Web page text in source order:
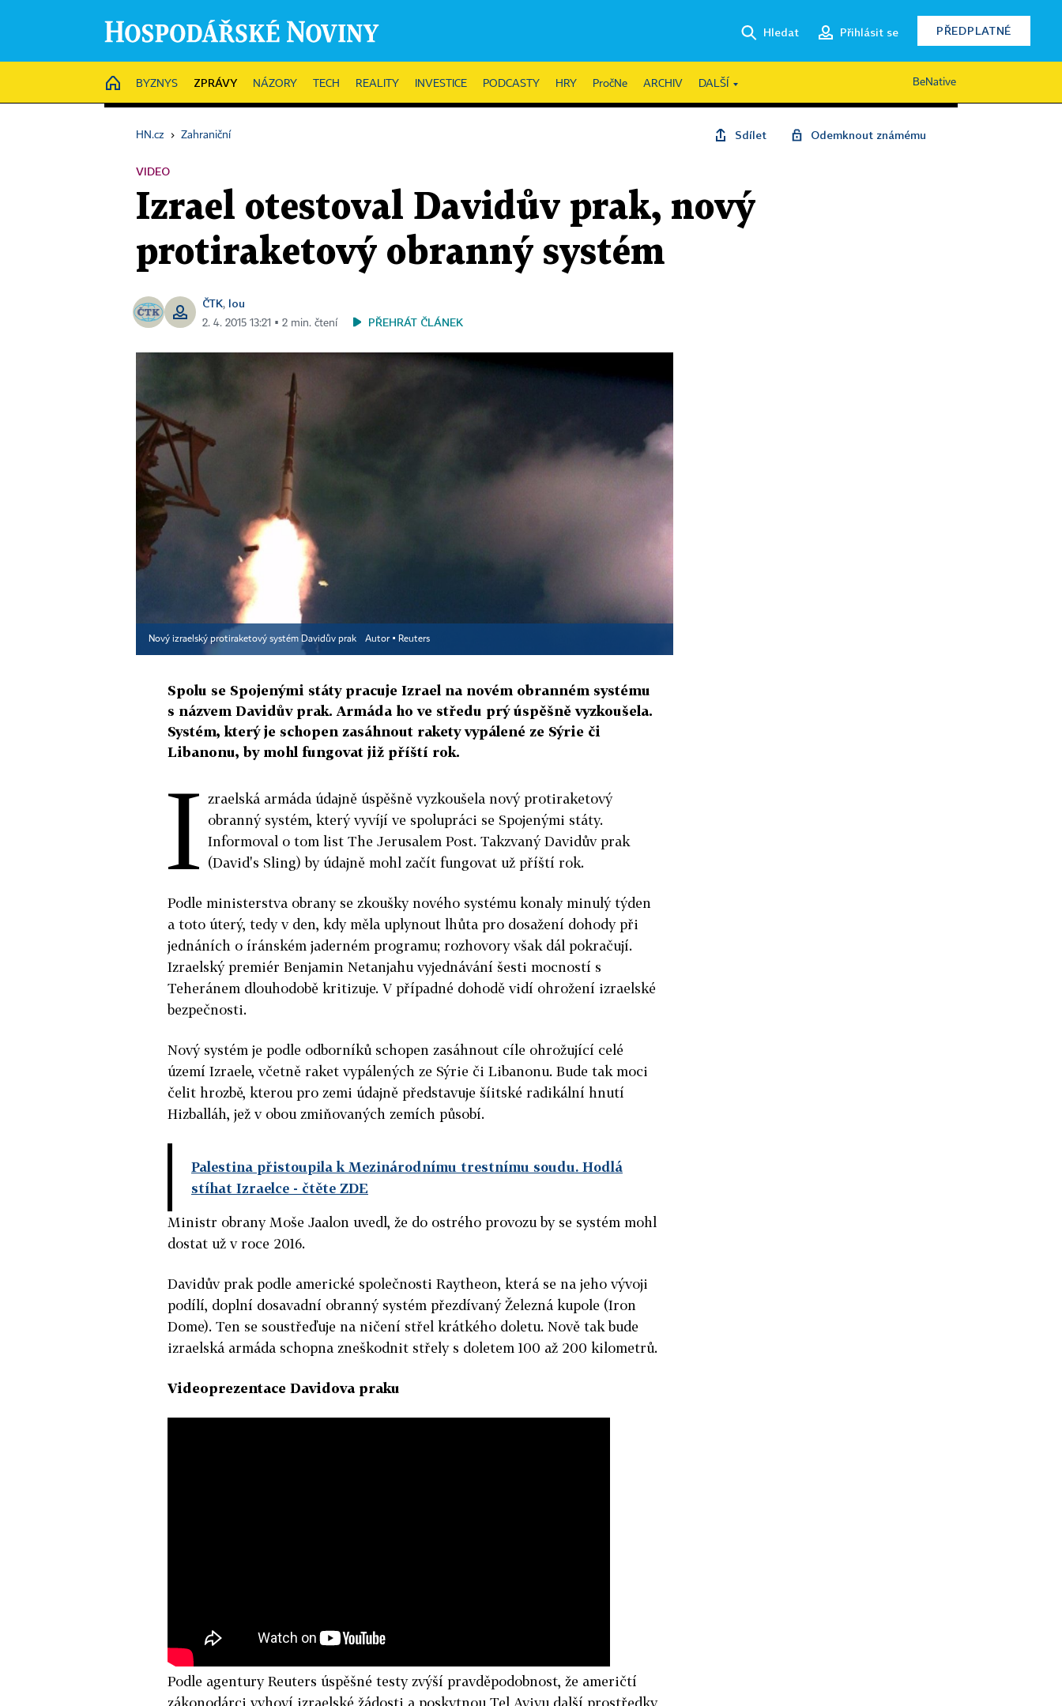
Hledat Přihlásit se PŘEDPLATNÉ
HOME
BYZNYS ZPRÁVY NÁZORY TECH REALITY INVESTICE PODCASTY HRY PročNe ARCHIV DALŠÍ BeNative
HN.cz › Zahraniční Sdílet Odemknout známému
VIDEO
Izrael otestoval Davidův prak, nový
protiraketový obranný systém
ČTK, lou
2. 4. 2015 13:21 ▪ 2 min. čtení PŘEHRÁT ČLÁNEK
Nový izraelský protiraketový systém Davidův prak Autor ▪ Reuters
Spolu se Spojenými státy pracuje Izrael na novém obranném systému
s názvem Davidův prak. Armáda ho ve středu prý úspěšně vyzkoušela.
Systém, který je schopen zasáhnout rakety vypálené ze Sýrie či
Libanonu, by mohl fungovat již příští rok.
I zraelská armáda údajně úspěšně vyzkoušela nový protiraketový
obranný systém, který vyvíjí ve spolupráci se Spojenými státy.
Informoval o tom list The Jerusalem Post. Takzvaný Davidův prak
(David's Sling) by údajně mohl začít fungovat už příští rok.
Podle ministerstva obrany se zkoušky nového systému konaly minulý týden
a toto úterý, tedy v den, kdy měla uplynout lhůta pro dosažení dohody při
jednáních o íránském jaderném programu; rozhovory však dál pokračují.
Izraelský premiér Benjamin Netanjahu vyjednávání šesti mocností s
Teheránem dlouhodobě kritizuje. V případné dohodě vidí ohrožení izraelské
bezpečnosti.
Nový systém je podle odborníků schopen zasáhnout cíle ohrožující celé
území Izraele, včetně raket vypálených ze Sýrie či Libanonu. Bude tak moci
čelit hrozbě, kterou pro zemi údajně představuje šíitské radikální hnutí
Hizballáh, jež v obou zmiňovaných zemích působí.
Palestina přistoupila k Mezinárodnímu trestnímu soudu. Hodlá
stíhat Izraelce - čtěte ZDE
Ministr obrany Moše Jaalon uvedl, že do ostrého provozu by se systém mohl
dostat už v roce 2016.
Davidův prak podle americké společnosti Raytheon, která se na jeho vývoji
podílí, doplní dosavadní obranný systém přezdívaný Železná kupole (Iron
Dome). Ten se soustřeďuje na ničení střel krátkého doletu. Nově tak bude
izraelská armáda schopna zneškodnit střely s doletem 100 až 200 kilometrů.
Videoprezentace Davidova praku
Podle agentury Reuters úspěšné testy zvýší pravděpodobnost, že američtí
zákonodárci vyhoví izraelské žádosti a poskytnou Tel Avivu další prostředky